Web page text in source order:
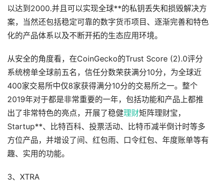
以达到2000.并且可以实现全球**的私钥丢失和损毁解决方
案，当然还包括稳定可靠的数字货币项目、逐渐完善和特色
化的产品体系以及不断开拓的生态应用环境。
从安全的角度看，在CoinGecko的Trust Score (2).0评分
系统榜单全球前五名，信任分数荣获满分10分，为全球近
400家交易所中仅8家获得满分10分的交易所之一。整个
2019年对于都是非常重要的一年，包括功能和产品上都推
出了非常特色的亮点，开展了稳健理财矩阵理财宝，
Startup**、比特百科、投票活动、比特币减半倒计时等多
方位产品，并增设了间、红包雨、口令红包、年度账单等有
趣、实用的功能。
3、XTRA